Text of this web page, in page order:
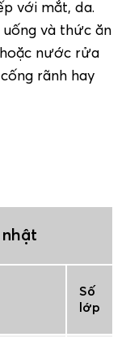
với mắt, da.
và thức ăn
nước rửa
rãnh hay
Số
lớp